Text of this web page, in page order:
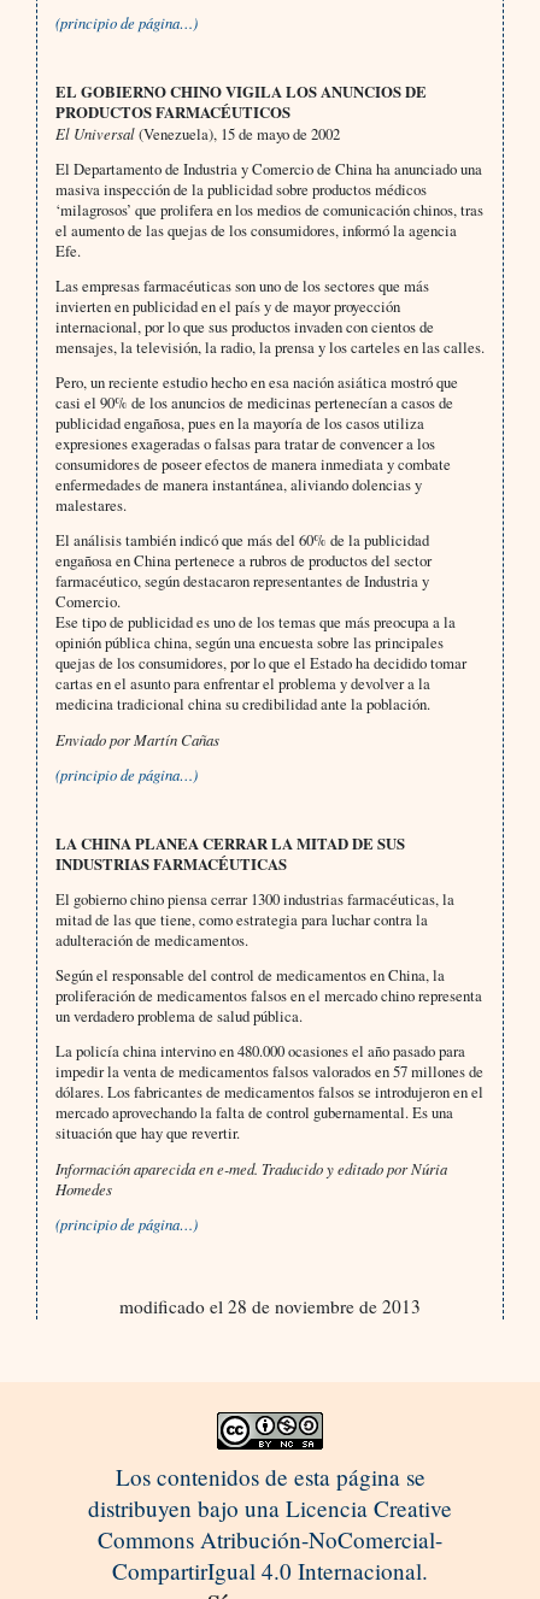
(principio de página…)
EL GOBIERNO CHINO VIGILA LOS ANUNCIOS DE
PRODUCTOS FARMACÉUTICOS
El Universal(Venezuela), 15 de mayo de 2002
El Departamento de Industria y Comercio de China ha anunciado una
masiva inspección de la publicidad sobre productos médicos
‘milagrosos’ que prolifera en los medios de comunicación chinos, tras
el aumento de las quejas de los consumidores, informó la agencia
Efe.
Las empresas farmacéuticas son uno de los sectores que más
invierten en publicidad en el país y de mayor proyección
internacional, por lo que sus productos invaden con cientos de
mensajes, la televisión, la radio, la prensa y los carteles en las calles.
Pero, un reciente estudio hecho en esa nación asiática mostró que
casi el 90% de los anuncios de medicinas pertenecían a casos de
publicidad engañosa, pues en la mayoría de los casos utiliza
expresiones exageradas o falsas para tratar de convencer a los
consumidores de poseer efectos de manera inmediata y combate
enfermedades de manera instantánea, aliviando dolencias y
malestares.
El análisis también indicó que más del 60% de la publicidad
engañosa en China pertenece a rubros de productos del sector
farmacéutico, según destacaron representantes de Industria y
Comercio.
Ese tipo de publicidad es uno de los temas que más preocupa a la
opinión pública china, según una encuesta sobre las principales
quejas de los consumidores, por lo que el Estado ha decidido tomar
cartas en el asunto para enfrentar el problema y devolver a la
medicina tradicional china su credibilidad ante la población.
Enviado por Martín Cañas
(principio de página…)
LA CHINA PLANEA CERRAR LA MITAD DE SUS
INDUSTRIAS FARMACÉUTICAS
El gobierno chino piensa cerrar 1300 industrias farmacéuticas, la
mitad de las que tiene, como estrategia para luchar contra la
adulteración de medicamentos.
Según el responsable del control de medicamentos en China, la
proliferación de medicamentos falsos en el mercado chino representa
un verdadero problema de salud pública.
La policía china intervino en 480.000 ocasiones el año pasado para
impedir la venta de medicamentos falsos valorados en 57 millones de
dólares. Los fabricantes de medicamentos falsos se introdujeron en el
mercado aprovechando la falta de control gubernamental. Es una
situación que hay que revertir.
Información aparecida en e-med. Traducido y editado por Núria
Homedes
(principio de página…)
modificado el 28 de noviembre de 2013
Los contenidos de esta página se
distribuyen bajo una Licencia Creative
Commons Atribución-NoComercial-
CompartirIgual 4.0 Internacional.